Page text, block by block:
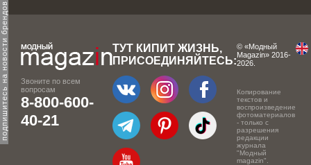
подпишитесь на новости брендов
Звоните по всем
вопросам
8-800-600-
40-21
ТУТ КИПИТ ЖИЗНЬ,
ПРИСОЕДИНЯЙТЕСЬ:
© «Модный
Magazin» 2016-
2026.
Копирование
текстов и
воспроизведение
фотоматериалов
- только с
разрешения
редакции
журнала
"Модный
magazin".